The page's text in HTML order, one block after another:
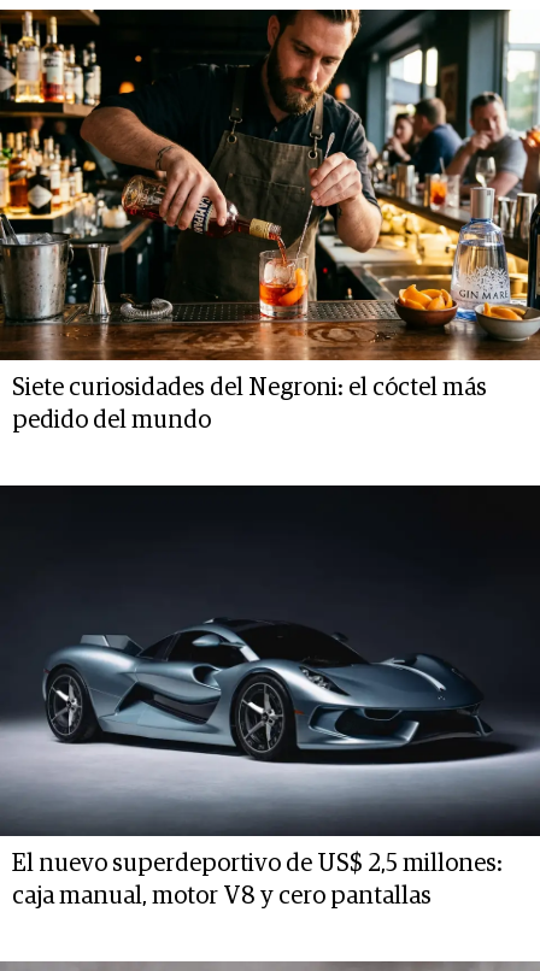
Siete curiosidades del Negroni: el cóctel más
pedido del mundo
El nuevo superdeportivo de US$ 2,5 millones:
caja manual, motor V8 y cero pantallas